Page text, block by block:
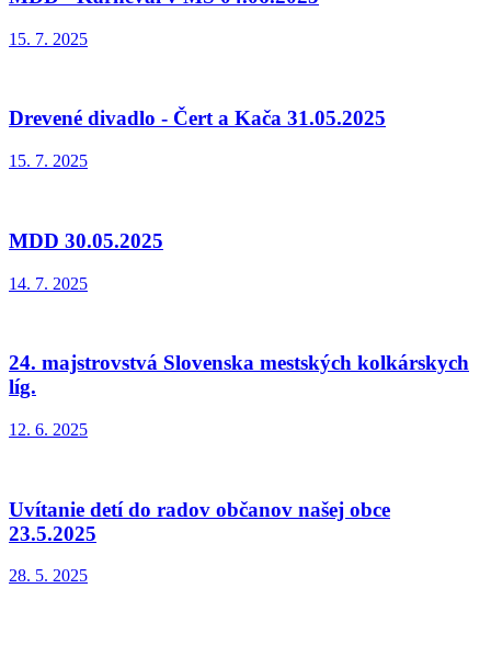
15. 7. 2025
Drevené divadlo - Čert a Kača 31.05.2025
15. 7. 2025
MDD 30.05.2025
14. 7. 2025
24. majstrovstvá Slovenska mestských kolkárskych
líg.
12. 6. 2025
Uvítanie detí do radov občanov našej obce
23.5.2025
28. 5. 2025